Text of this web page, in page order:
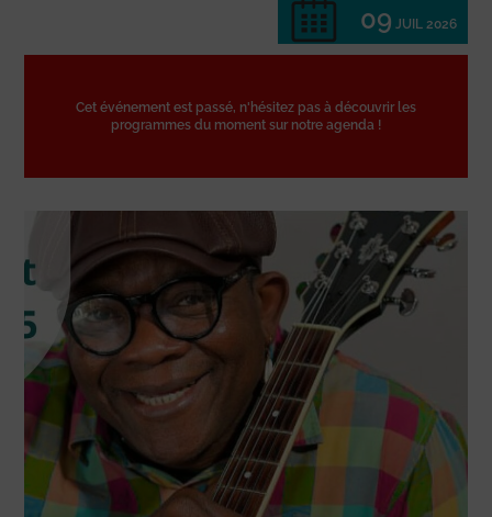
09 JUIL 2026
Cet événement est passé, n'hésitez pas à découvrir les
programmes du moment sur notre agenda !